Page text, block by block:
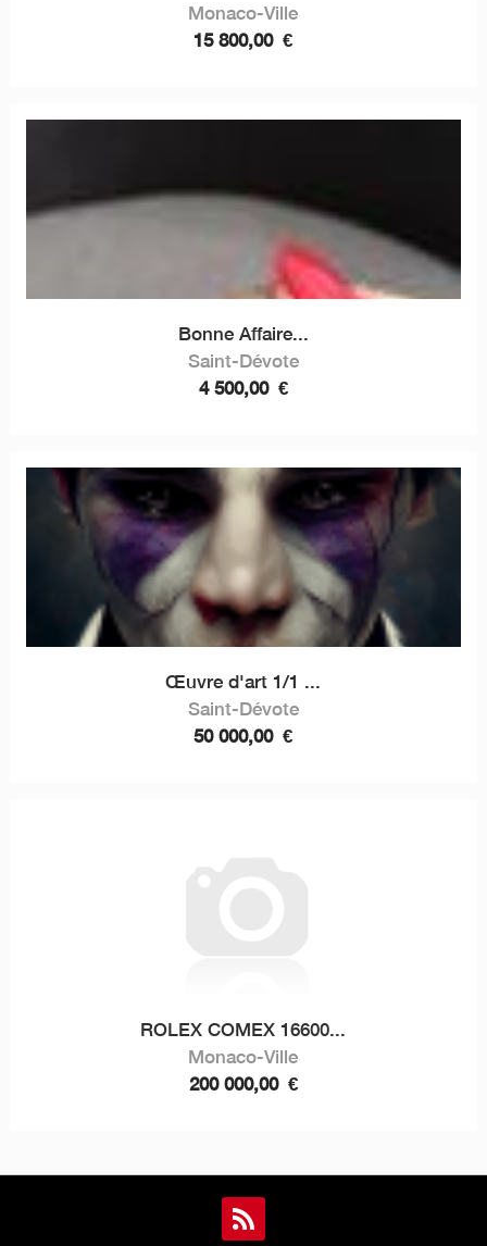
Monaco-Ville
15 800,00 €
Bonne Affaire...
Saint-Dévote
4 500,00 €
Œuvre d'art 1/1 ...
Saint-Dévote
50 000,00 €
ROLEX COMEX 16600...
Monaco-Ville
200 000,00 €